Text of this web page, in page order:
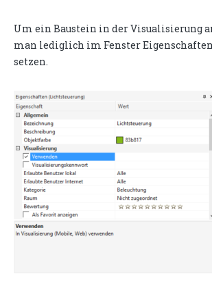
Um ein Baustein in der Visualisierung
man lediglich im Fenster
setzen.